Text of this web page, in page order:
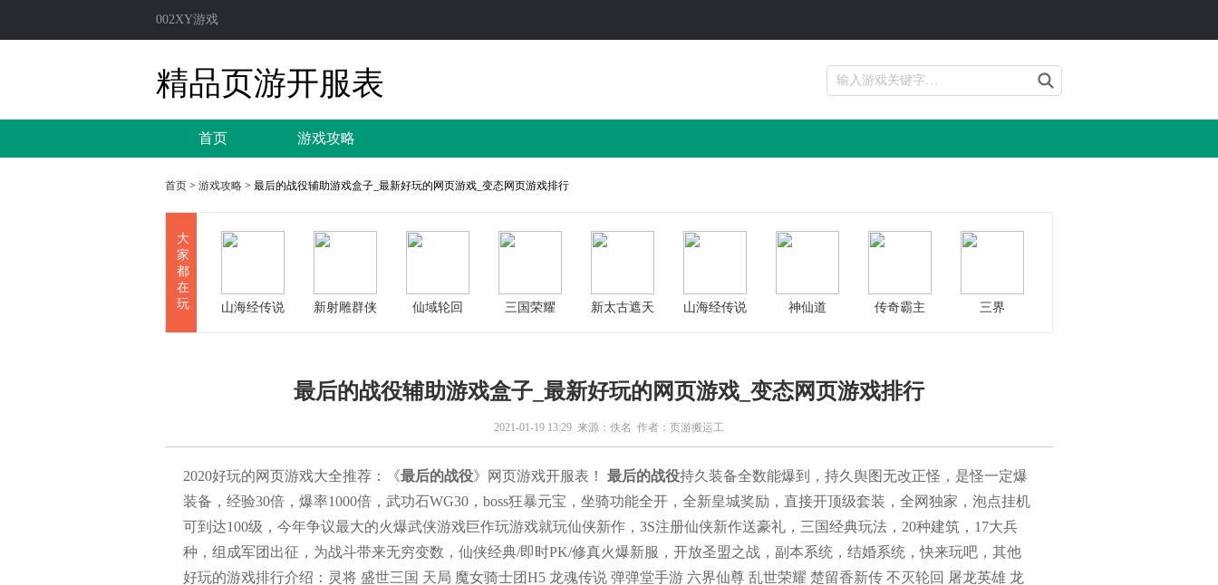
002XY游戏
精品页游开服表
首页 游戏攻略
首页 > 游戏攻略 > 最后的战役辅助游戏盒子_最新好玩的网页游戏_变态网页游戏排行
大
家
都
在
玩
山海经传说
新射雕群侠
仙域轮回 三国荣耀 新太古遮天
山海经传说
神仙道 传奇霸主 三界
最后的战役辅助游戏盒子_最新好玩的网页游戏_变态网页游戏排行
2021-01-19 13:29 来源： 佚名 作者： 页游搬运工
2020好玩的网页游戏大全推荐：《最后的战役》网页游戏开服表！ 最后的战役持久装备全数能爆到，持久舆图无改正怪，是怪一定爆
装备，经验30倍，爆率1000倍，武功石WG30，boss狂暴元宝，坐骑功能全开，全新皇城奖励，直接开顶级套装，全网独家，泡点挂机
可到达100级，今年争议最大的火爆武侠游戏巨作玩游戏就玩仙侠新作，3S注册仙侠新作送豪礼，三国经典玩法，20种建筑，17大兵
种，组成军团出征，为战斗带来无穷变数，仙侠经典/即时PK/修真火爆新服，开放圣盟之战，副本系统，结婚系统，快来玩吧，其他
好玩的游戏排行介绍：灵将 盛世三国 天局 魔女骑士团H5 龙魂传说 弹弹堂手游 六界仙尊 乱世荣耀 楚留香新传 不灭轮回 屠龙英雄 龙